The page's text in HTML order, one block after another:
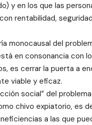
y en los que las
rentabilidad,
monocausal del
en consonancia con
es cerrar la puerta a
viable y eficaz.
social” del
chivo expiatorio, es
a las que